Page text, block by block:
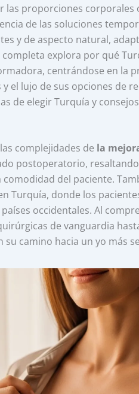
las proporciones corporales
de las soluciones
y de aspecto natural,
explora por qué
centrándose en la
el lujo de sus opciones de
de elegir Turquía y
complejidades de la
postoperatorio,
comodidad del paciente.
Turquía, donde los
occidentales. Al
de vanguardia
su camino hacia un yo más